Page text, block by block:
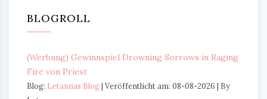
BLOGROLL
(Werbung) Gewinnspiel Drowning Sorrows in Raging
Fire von Priest
Blog: Letannas Blog Veröffentlicht am: 08-08-2026
By